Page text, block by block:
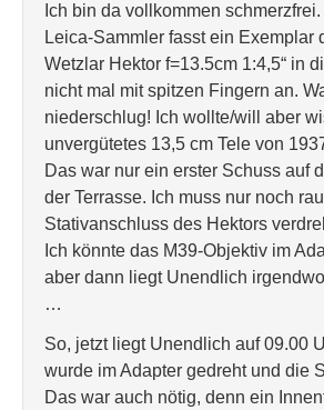
Ich bin da vollkommen
Leica-Sammler fasst ein Exemplar
Wetzlar Hektor f=13.5cm 1:4,5“ in
nicht mal mit spitzen Fingern an.
niederschlug! Ich wollte/will aber
unvergütetes 13,5 cm Tele von
Das war nur ein erster Schuss auf
der Terrasse. Ich muss nur noch
Stativanschluss des Hektors
Ich könnte das M39-Objektiv im
aber dann liegt Unendlich
…
So, jetzt liegt Unendlich auf 09.00
wurde im Adapter gedreht und die
Das war auch nötig, denn ein